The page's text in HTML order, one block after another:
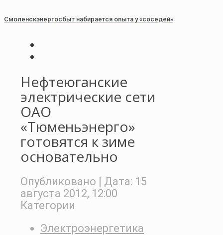
Смоленскэнергосбыт набирается опыта у «соседей»
Нефтеюганские
электрические сети
ОАО
«Тюменьэнерго»
готовятся к зиме
основательно
Опубликовано | Дата: 15
августа 2012, 12:00
Категории
Электроэнергетика